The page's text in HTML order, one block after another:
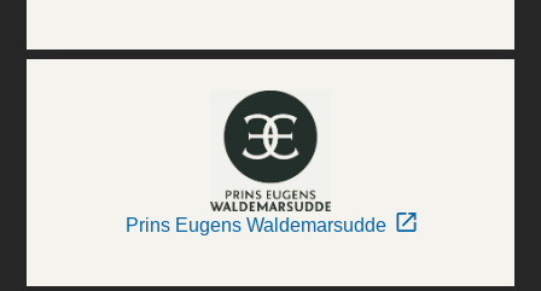
Prins Eugens Waldemarsudde